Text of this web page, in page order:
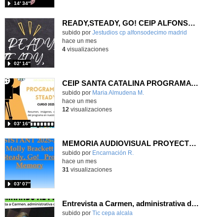
14′ 34″
READY,STEADY, GO! CEIP ALFONSO X EL SABIO
Contenido educativo.
subido por Jestudios cp alfonsodecimo madrid
02′ 14″
hace un mes
4visualizaciones
CEIP SANTA CATALINA PROGRAMA READY, STEADY, GO! 2025-26
Contenido educativo.
subido por Maria Almudena M.
03′ 16″
hace un mes
12 visualizaciones
MEMORIA AUDIOVISUAL PROYECTO READY, STEADY, GO CEIP LA LATINA
Contenido educativo.
subido por Encarnación R.
03′ 07″
hace un mes
31 visualizaciones
Entrevista a Carmen, administrativa del centro
subido por Tic cepa alcala